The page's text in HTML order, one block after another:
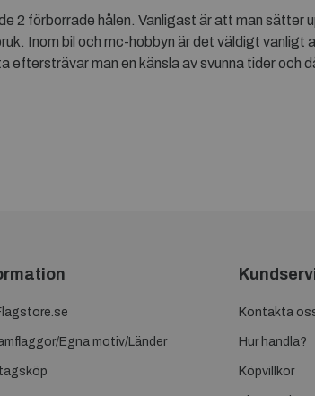
2 förborrade hålen. Vanligast är att man sätter
Inom bil och mc-hobbyn är det väldigt
man en känsla av svunna tider och
Egna motiv/Länder
Kontakta
Hur handla?
Köpvillkor